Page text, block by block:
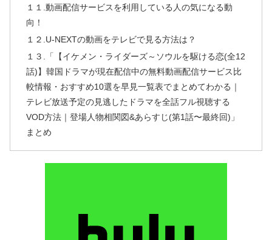
１１.動画配信サービスを利用している人の気になる動
向！
１２.U-NEXTの動画をテレビで見る方法は？
１３.「【イケメン・ライダーズ～ソウルを駆ける恋(全12
話)】韓国ドラマが現在配信中の無料動画配信サービス比
較情報・おすすめ10選を早見一覧表でまとめてわかる｜
テレビ放送予定の見逃したドラマを全話フル視聴する
VOD方法｜登場人物相関図&あらすじ(第1話〜最終回)」
まとめ